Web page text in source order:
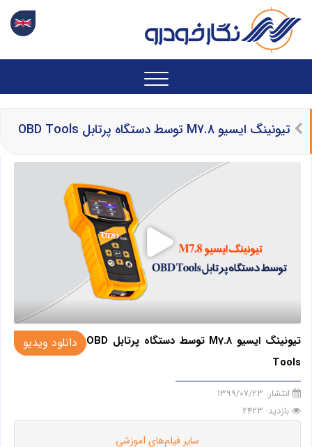
تیونینگ ایسیو M7.8 توسط دستگاه پرتابل OBD Tools
دانلود ویدیو
تیونینگ ایسیو M7.8 توسط دستگاه پرتابل OBD
Tools
انتشار: 1399/07/23
بازدید: 2423
سایر فیلم‌های آموزشی